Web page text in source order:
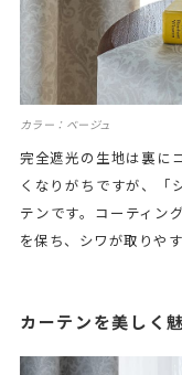
カラー：ベージュ
完全遮光の生地は裏に
くなりがちですが、「
テンです。コーティン
を保ち、シワが取りや
カーテンを美しく